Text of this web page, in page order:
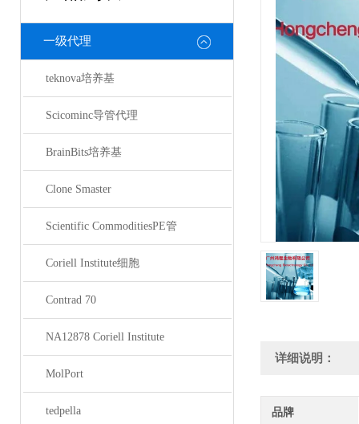
一级代理
teknova培养基
Scicominc导管代理
BrainBits培养基
Clone Smaster
Scientific CommoditiesPE管
Coriell Institute细胞
Contrad 70
NA12878 Coriell Institute
MolPort
tedpella
详细说明：
品牌